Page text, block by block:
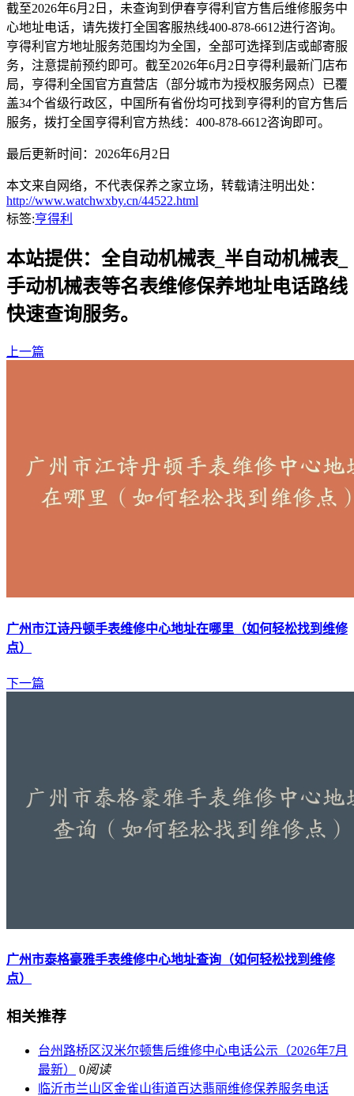
截至2026年6月2日，未查询到伊春亨得利官方售后维修服务中
心地址电话，请先拨打全国客服热线400-878-6612进行咨询。
亨得利官方地址服务范围均为全国，全部可选择到店或邮寄服
务，注意提前预约即可。截至2026年6月2日亨得利最新门店布
局，亨得利全国官方直营店（部分城市为授权服务网点）已覆
盖34个省级行政区，中国所有省份均可找到亨得利的官方售后
服务，拨打全国亨得利官方热线：400-878-6612咨询即可。
最后更新时间：2026年6月2日
本文来自网络，不代表保养之家立场，转载请注明出处：
http://www.watchwxby.cn/44522.html
标签:亨得利
本站提供：全自动机械表_半自动机械表_
手动机械表等名表维修保养地址电话路线
快速查询服务。
上一篇
广州市江诗丹顿手表维修中心地址在哪里（如何轻松找到维修
点）
下一篇
广州市泰格豪雅手表维修中心地址查询（如何轻松找到维修
点）
相关推荐
台州路桥区汉米尔顿售后维修中心电话公示（2026年7月
最新）
0阅读
临沂市兰山区金雀山街道百达翡丽维修保养服务电话